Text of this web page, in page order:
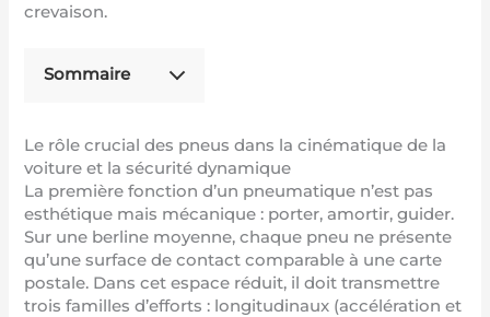
crevaison.
Sommaire
Le rôle crucial des pneus dans la cinématique de la
voiture et la sécurité dynamique
La première fonction d’un pneumatique n’est pas
esthétique mais mécanique : porter, amortir, guider.
Sur une berline moyenne, chaque pneu ne présente
qu’une surface de contact comparable à une carte
postale. Dans cet espace réduit, il doit transmettre
trois familles d’efforts : longitudinaux (accélération et